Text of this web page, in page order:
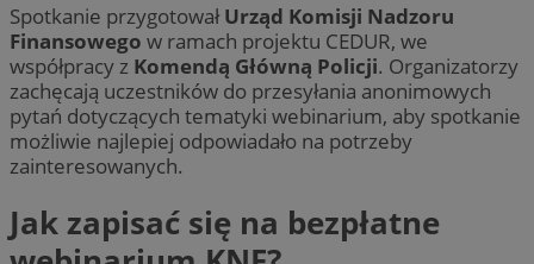
Spotkanie przygotowałUrząd Komisji Nadzoru
Finansowego w ramach projektu CEDUR, we
współpracy z Komendą Główną Policji. Organizatorzy
zachęcają uczestników do przesyłania anonimowych
pytań dotyczących tematyki webinarium, aby spotkanie
możliwie najlepiej odpowiadało na potrzeby
zainteresowanych.
Jak zapisać się na bezpłatne